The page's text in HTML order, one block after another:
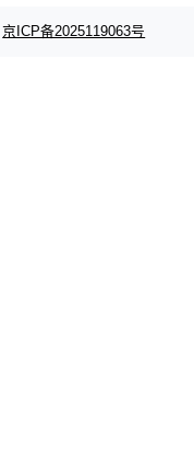
京ICP备2025119063号